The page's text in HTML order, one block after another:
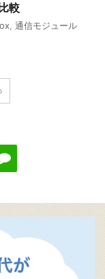
較
通信モジュール